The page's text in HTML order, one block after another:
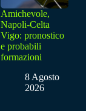
Amichevole,
Napoli-Celta
Vigo: pronostico
e probabili
formazioni
8 Agosto
2026